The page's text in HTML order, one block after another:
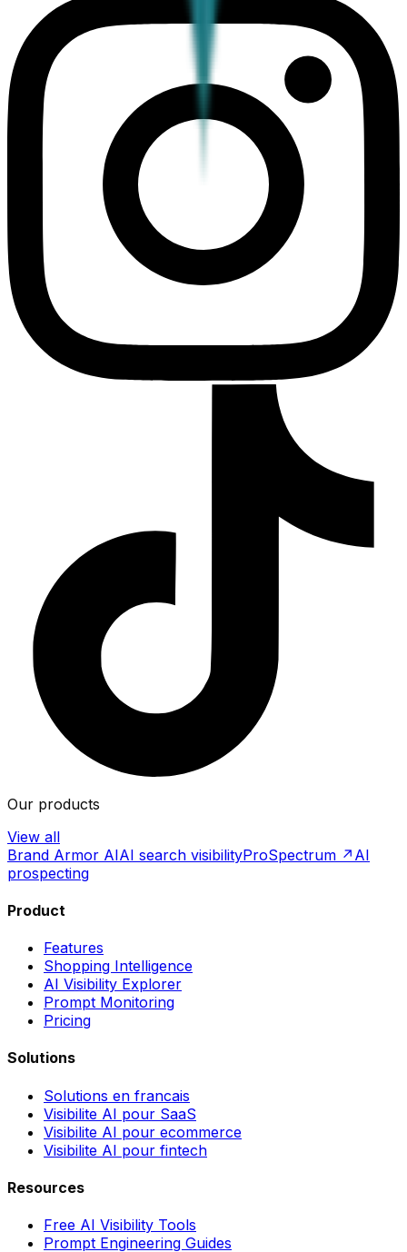
Our products
View all
Brand Armor AIAI search visibilityProSpectrum ↗ AI
prospecting
Product
Features
Shopping Intelligence
AI Visibility Explorer
Prompt Monitoring
Pricing
Solutions
Solutions en francais
Visibilite AI pour SaaS
Visibilite AI pour ecommerce
Visibilite AI pour fintech
Resources
Free AI Visibility Tools
Prompt Engineering Guides